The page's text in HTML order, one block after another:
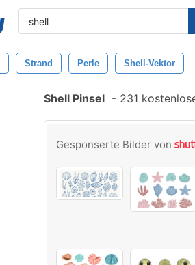
Strand Perle Shell-Vektor
Shell Pinsel - 231
Gesponserte Bilder von